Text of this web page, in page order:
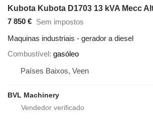
7 850 € Sem impostos
Maquinas industriais - gerador a diesel
Combustível gasóleo
Países Baixos, Veen
BVL Machinery